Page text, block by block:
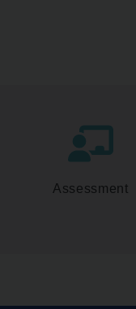
Assessment